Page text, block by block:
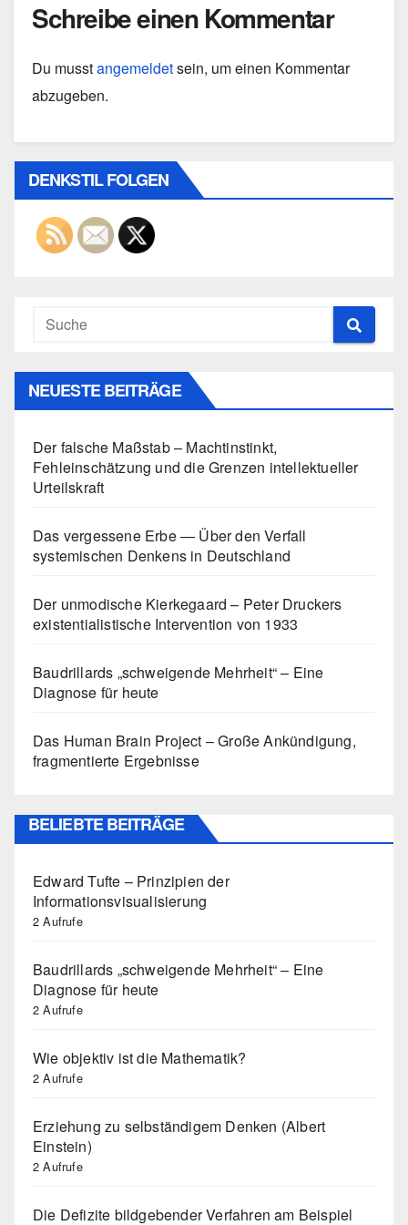
Schreibe einen Kommentar
Du musstangemeldetsein, um einen Kommentar
abzugeben.
DENKSTIL FOLGEN
NEUESTE BEITRÄGE
Der falsche Maßstab – Machtinstinkt,
Fehleinschätzung und die Grenzen intellektueller
Urteilskraft
Das vergessene Erbe — Über den Verfall
systemischen Denkens in Deutschland
Der unmodische Kierkegaard – Peter Druckers
existentialistische Intervention von 1933
Baudrillards „schweigende Mehrheit“ – Eine
Diagnose für heute
Das Human Brain Project – Große Ankündigung,
fragmentierte Ergebnisse
BELIEBTE BEITRÄGE
Edward Tufte – Prinzipien der
Informationsvisualisierung
2 Aufrufe
Baudrillards „schweigende Mehrheit“ – Eine
Diagnose für heute
2 Aufrufe
Wie objektiv ist die Mathematik?
2 Aufrufe
Erziehung zu selbständigem Denken (Albert
Einstein)
2 Aufrufe
Die Defizite bildgebender Verfahren am Beispiel